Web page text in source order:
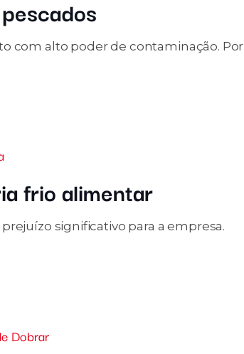
com alto poder de contaminação. Por
frio alimentar
significativo para a empresa.
Dobrar